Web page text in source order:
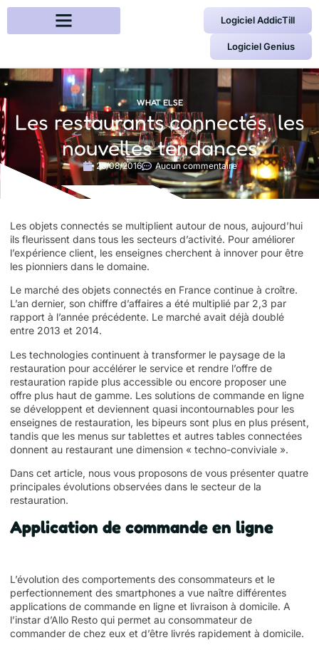
Logiciel AddicTill
Logiciel Genius
WHAT ELSE
Les restaurants connectés, les
nouvelles tendances
23/08/2016 Aucun commentaire
Les objets connectés se multiplient autour de nous, aujourd’hui
ils fleurissent dans tous les secteurs d’activité. Pour améliorer
l’expérience client, les enseignes cherchent à innover pour être
les pionniers dans le domaine.
Le marché des objets connectés en France continue à croître.
L’an dernier, son chiffre d’affaires a été multiplié par 2,3 par
rapport à l’année précédente. Le marché avait déjà doublé
entre 2013 et 2014.
Les technologies continuent à transformer le paysage de la
restauration pour accélérer le service et rendre l’offre de
restauration rapide plus accessible ou encore proposer une
offre plus haut de gamme. Les solutions de commande en ligne
se développent et deviennent quasi incontournables pour les
enseignes de restauration, les bipeurs sont plus en plus présent,
tandis que les menus sur tablettes et autres tables connectées
donnent au restaurant une dimension « techno-conviviale ».
Dans cet article, nous vous proposons de vous présenter quatre
principales évolutions observées dans le secteur de la
restauration.
Application de commande en ligne
L’évolution des comportements des consommateurs et le
perfectionnement des smartphones a vue naître différentes
applications de commande en ligne et livraison à domicile. A
l’instar d’Allo Resto qui permet au consommateur de
commander de chez eux et d’être livrés rapidement à domicile.